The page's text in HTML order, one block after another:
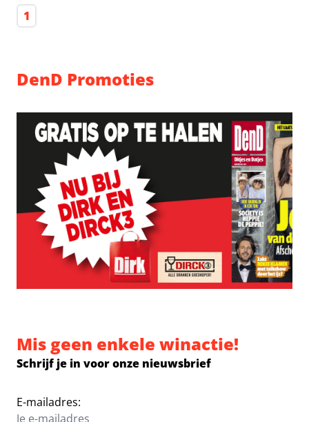
1
DenD Promoties
Mis geen enkele winactie!
Schrijf je in voor onze nieuwsbrief
E-mailadres: